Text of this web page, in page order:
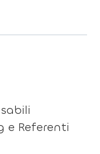
e Referenti